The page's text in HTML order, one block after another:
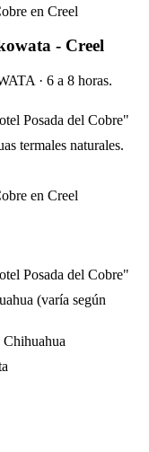
en Creel
- Creel
· 6 a 8 horas.
Posada del Cobre"
termales naturales.
en Creel
Posada del Cobre"
(varía según